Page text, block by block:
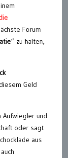
Forum
“ zu halten,
Geld
Aufwiegler und
oder sagt
aus